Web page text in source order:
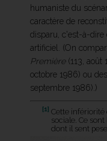
humaniste du
caractère de
disparu, c'est-à-dire
artificiel. (On
Première(113, août
octobre 1986) ou des
septembre 1986).)
[1] Cette
sociale. Ce
dont il sent